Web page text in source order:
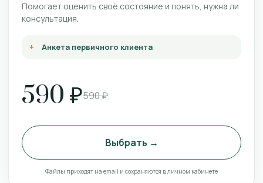
Помогает оценить своё состояние и понять, нужна ли
консультация.
Анкета первичного клиента
590 ₽590 ₽
Выбрать →
Файлы приходят на email и сохраняются в личном кабинете